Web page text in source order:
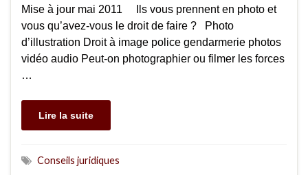
Mise à jour mai 2011 Ils vous prennent en photo et
vous qu’avez-vous le droit de faire ? Photo
d’illustration Droit à image police gendarmerie photos
vidéo audio Peut-on photographier ou filmer les forces
…
Lire la suite
Conseils juridiques